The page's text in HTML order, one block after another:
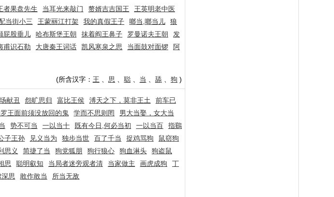
者果盘先生 当耳光来敲门 赘婿吉吉国王
王英明老中医
当街小三 王蒙丽江打架 我的真假王子 啷当,啷当儿
狼
屁股垂儿 哈布斯堡王朝 抹着阎王鼻子 罗曼诺夫王朝
发
甫识石勒 大唐秦王词话 凯风寒泉之思 当面鼓对面锣
阿
(所含汉字： 王 思 聪 当 舔 狗 )
献丑 怨旷思归 富比王侯 溥天之下，莫非王土
前车已
王面前须没放回的鬼 学而不思则罔
男大当娶，女大当
势不可当 一以当十 既有今日,何必当初 一以当百
指鷄
子王孙 见义当为 独步当世 百了千当 捉鸡骂狗
鼠窃狗
思义 简捷了当 狗党狐朋 狗行狼心 狗血淋头
狗盗鼠
思 聪明叡知 当局者迷旁观者清 当家做主 画虎成狗
丁
思 敢作敢当 所当无敌